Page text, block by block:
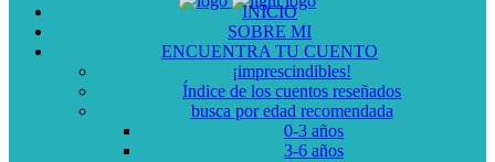
INICIO
SOBRE MI
ENCUENTRA TU CUENTO
¡imprescindibles!
Índice de los cuentos reseñados
busca por edad recomendada
0-3 años
3-6 años